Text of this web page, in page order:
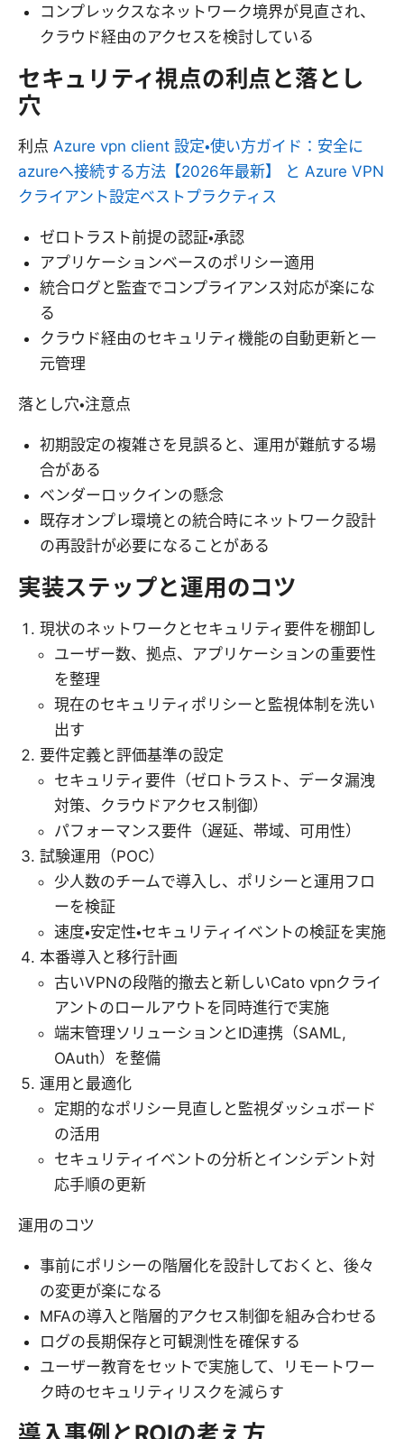
コンプレックスなネットワーク境界が見直され、
クラウド経由のアクセスを検討している
セキュリティ視点の利点と落とし
穴
利点 Azure vpn client 設定・使い方ガイド：安全に
azureへ接続する方法【2026年最新】 と Azure VPN
クライアント設定ベストプラクティス
ゼロトラスト前提の認証・承認
アプリケーションベースのポリシー適用
統合ログと監査でコンプライアンス対応が楽にな
る
クラウド経由のセキュリティ機能の自動更新と一
元管理
落とし穴・注意点
初期設定の複雑さを見誤ると、運用が難航する場
合がある
ベンダーロックインの懸念
既存オンプレ環境との統合時にネットワーク設計
の再設計が必要になることがある
実装ステップと運用のコツ
現状のネットワークとセキュリティ要件を棚卸し
ユーザー数、拠点、アプリケーションの重要性
を整理
現在のセキュリティポリシーと監視体制を洗い
出す
要件定義と評価基準の設定
セキュリティ要件（ゼロトラスト、データ漏洩
対策、クラウドアクセス制御）
パフォーマンス要件（遅延、帯域、可用性）
試験運用（POC）
少人数のチームで導入し、ポリシーと運用フロ
ーを検証
速度・安定性・セキュリティイベントの検証を実施
本番導入と移行計画
古いVPNの段階的撤去と新しいCato vpnクライ
アントのロールアウトを同時進行で実施
端末管理ソリューションとID連携（SAML,
OAuth）を整備
運用と最適化
定期的なポリシー見直しと監視ダッシュボード
の活用
セキュリティイベントの分析とインシデント対
応手順の更新
運用のコツ
事前にポリシーの階層化を設計しておくと、後々
の変更が楽になる
MFAの導入と階層的アクセス制御を組み合わせる
ログの長期保存と可観測性を確保する
ユーザー教育をセットで実施して、リモートワー
ク時のセキュリティリスクを減らす
導入事例とROIの考え方